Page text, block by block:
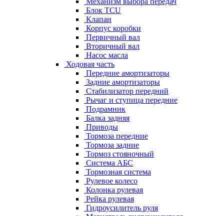
Блок TCU
Клапан
Корпус коробки
Первичный вал
Вторичный вал
Насос масла
Ходовая часть
Передние амортизаторы
Задние амортизаторы
Стабилизатор передний
Рычаг и ступица передние
Подрамник
Балка задняя
Приводы
Тормоза передние
Тормоза задние
Тормоз стояночный
Система АБС
Тормозная система
Рулевое колесо
Колонка рулевая
Рейка рулевая
Гидроусилитель руля